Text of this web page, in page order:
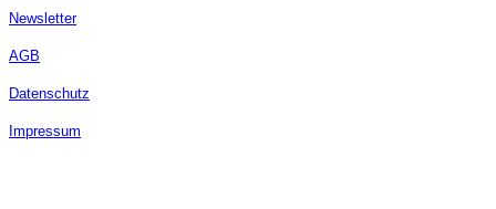
Newsletter
AGB
Datenschutz
Impressum